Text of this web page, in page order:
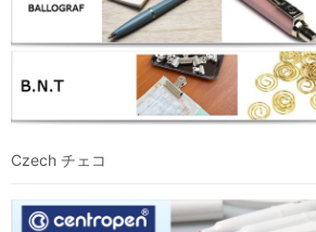
Czech チェコ